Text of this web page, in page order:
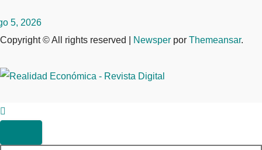
5, 2026
Copyright © All rights reserved
Newsper por Themeansar.